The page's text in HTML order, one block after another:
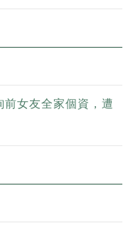
女友全家個資，遭